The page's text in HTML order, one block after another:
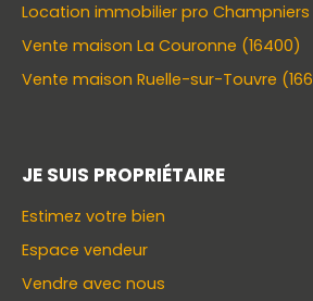
Location immobilier pro Champniers
Vente maison La Couronne (16400)
Vente maison Ruelle-sur-Touvre
JE SUIS PROPRIÉTAIRE
Estimez votre bien
Espace vendeur
Vendre avec nous